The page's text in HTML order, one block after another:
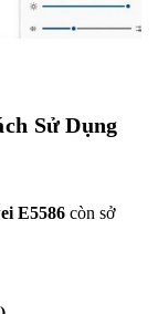
Sử Dụng
E5586 còn sở